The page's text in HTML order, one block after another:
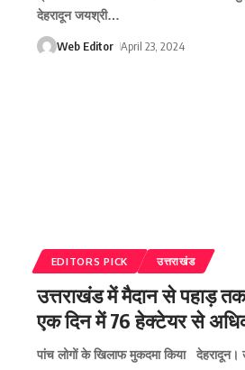
देहरादून जयश्री…
Web Editor April 23, 2024
EDITORS PICK उत्तराखंड
उत्तराखंड में मैदान से पहाड़
एक दिन में 76 हेक्टेयर से
पांच लोगों के खिलाफ मुकदमा किया देहरादून।